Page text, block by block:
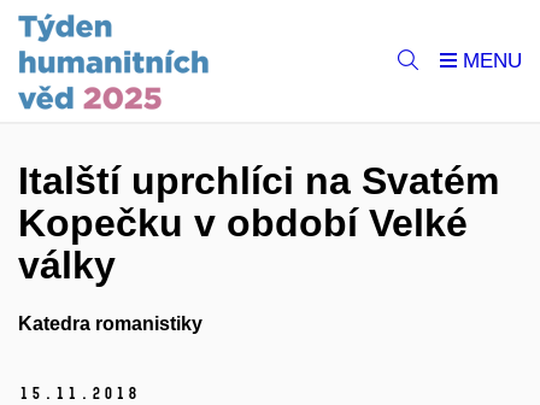
Italští uprchlíci na Svatém
Kopečku v období Velké
války
Katedra romanistiky
15. 11. 2018